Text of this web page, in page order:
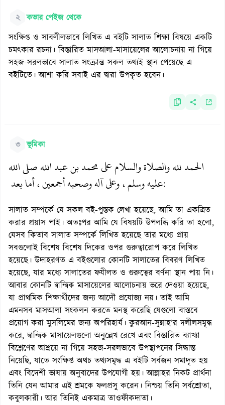
২ কভার পেইজ থেকে
সংক্ষিপ্ত ও সাবলীলভাবে লিখিত এ বইটি সালাত শিক্ষা বিষয়ে একটি
চমৎকার রচনা। বিস্তারিত মাসআলা-মাসায়েলের আলোচনায় না গিয়ে
সহজ-সরলভাবে সালাত সংক্রান্ত সকল তথ্যই স্থান পেয়েছে এ
বইটিতে। আশা করি সবাই এর দ্বারা উপকৃত হবেন।
৩ ভূমিকা
الحمد لله والصلاة والسلام على محمد بن عبد الله صلى الله
عليه وسلم، وعلى آله وصحبه أجمعين، أما بعد:
সালাত সম্পর্কে যে সকল বই-পুস্তক লেখা হয়েছে, আমি তা একত্রিত
করার প্রয়াস পাই। অতঃপর আমি যে বিষয়টি উপলব্ধি করি তা হলো,
যেসব কিতাব সালাত সম্পর্কে লিখিত হয়েছে তার মধ্যে প্রায়
সবগুলোই বিশেষ বিশেষ দিকের ওপর গুরুত্বারোপ করে লিখিত
হয়েছে। উদাহরণত এ বইগুলোর কোনটি সালাতের বিবরণ লিখিত
হয়েছে, যার মধ্যে সালাতের ফযীলত ও গুরুত্বের বর্ণনা স্থান পায় নি।
আবার কোনটি দ্বান্দ্বিক মাসায়েলের আলোচনায় ভরে দেওয়া হয়েছে,
যা প্রাথমিক শিক্ষার্থীদের জন্য আদৌ প্রযোজ্য নয়। তাই আমি
এমনসব মাসআলা সংকলন করতে মনস্থ করেছি যেগুলো বাস্তবে
প্রয়োগ করা মুসলিমের জন্য অপরিহার্য। কুরআন-সুন্নাহ’র দলীলসমৃদ্ধ
করে, দ্বান্দ্বিক মাসায়েলগুলো অনুল্লেখ রেখে এবং বিস্তারিত ব্যাখ্যা
বিশ্লেণের আশ্রয়ে না গিয়ে সহজ-সরলভাবে উপস্থাপনের সিদ্ধান্ত
নিয়েছি, যাতে সংক্ষিপ্ত অথচ তথ্যসমৃদ্ধ এ বইটি সর্বজন সমাদৃত হয়
এবং বিদেশী ভাষায় অনুবাদের উপযোগী হয়। আল্লাহর নিকট প্রার্থনা
তিনি যেন আমার এই শ্রমকে ফলপ্রসু করেন। নিশ্চয় তিনি সর্বশ্রোতা,
কবুলকারী। আর তিনিই একমাত্র তাওফীকদাতা।